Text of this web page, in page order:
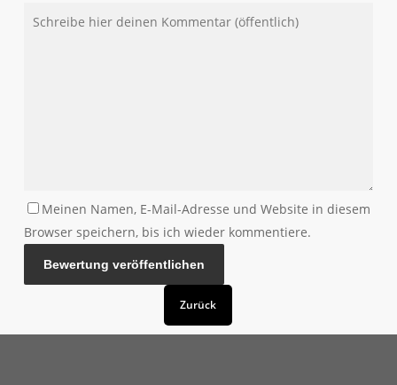
Meinen Namen, E-Mail-Adresse und Website in diesem
Browser speichern, bis ich wieder kommentiere.
Zurück